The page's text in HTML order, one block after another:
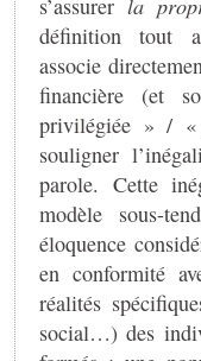
s’assurer la
définition tout
associe
financière (et
privilégiée » /
souligner
parole. Cette
modèle sous-
éloquence
en conformité
réalités
social…) des